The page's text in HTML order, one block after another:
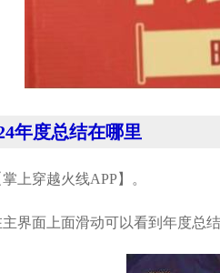
年度总结在哪里
上穿越火线APP】。
主界面上面滑动可以看到年度总